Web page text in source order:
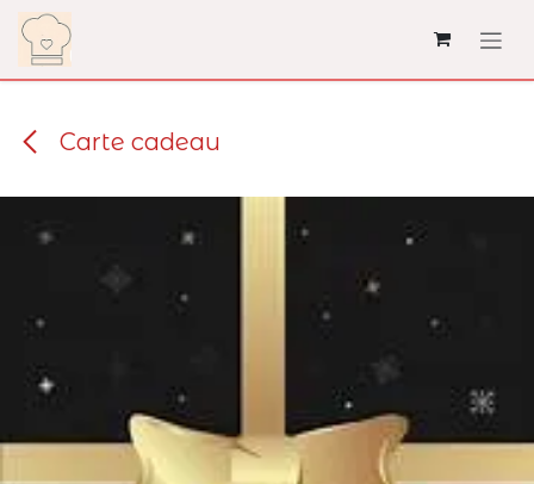
Se rendre au contenu
Carte cadeau